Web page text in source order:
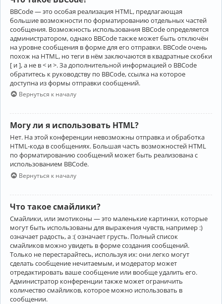
BBCode — это особая реализация HTML, предлагающая
большие возможности по форматированию отдельных частей
сообщения. Возможность использования BBCode определяется
администратором, однако BBCode также может быть отключён
на уровне сообщения в форме для его отправки. BBCode очень
похож на HTML, но теги в нём заключаются в квадратные скобки
[ и ], а не в < и >. За дополнительной информацией о BBCode
обратитесь к руководству по BBCode, ссылка на которое
доступна из формы отправки сообщений.
Вернуться к началу
Могу ли я использовать HTML?
Нет. На этой конференции невозможны отправка и обработка
HTML-кода в сообщениях. Большая часть возможностей HTML
по форматированию сообщений может быть реализована с
использованием BBCode.
Вернуться к началу
Что такое смайлики?
Смайлики, или эмотиконы — это маленькие картинки, которые
могут быть использованы для выражения чувств, например :)
означает радость, а :( означает грусть. Полный список
смайликов можно увидеть в форме создания сообщений.
Только не перестарайтесь, используя их: они легко могут
сделать сообщение нечитаемым, и модератор может
отредактировать ваше сообщение или вообще удалить его.
Администратор конференции также может ограничить
количество смайликов, которое можно использовать в
сообщении.